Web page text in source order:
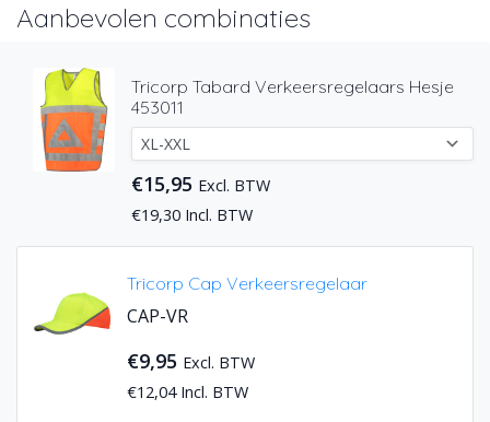
Aanbevolen combinaties
Tricorp Tabard Verkeersregelaars Hesje
453011
€15,95 Excl. BTW
€19,30 Incl. BTW
Tricorp Cap Verkeersregelaar
CAP-VR
€9,95 Excl. BTW
€12,04 Incl. BTW